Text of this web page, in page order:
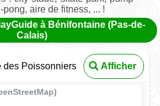
aire de fitness, ... !
à Bénifontaine (Pas-de-
Calais)
des Poissonniers Afficher